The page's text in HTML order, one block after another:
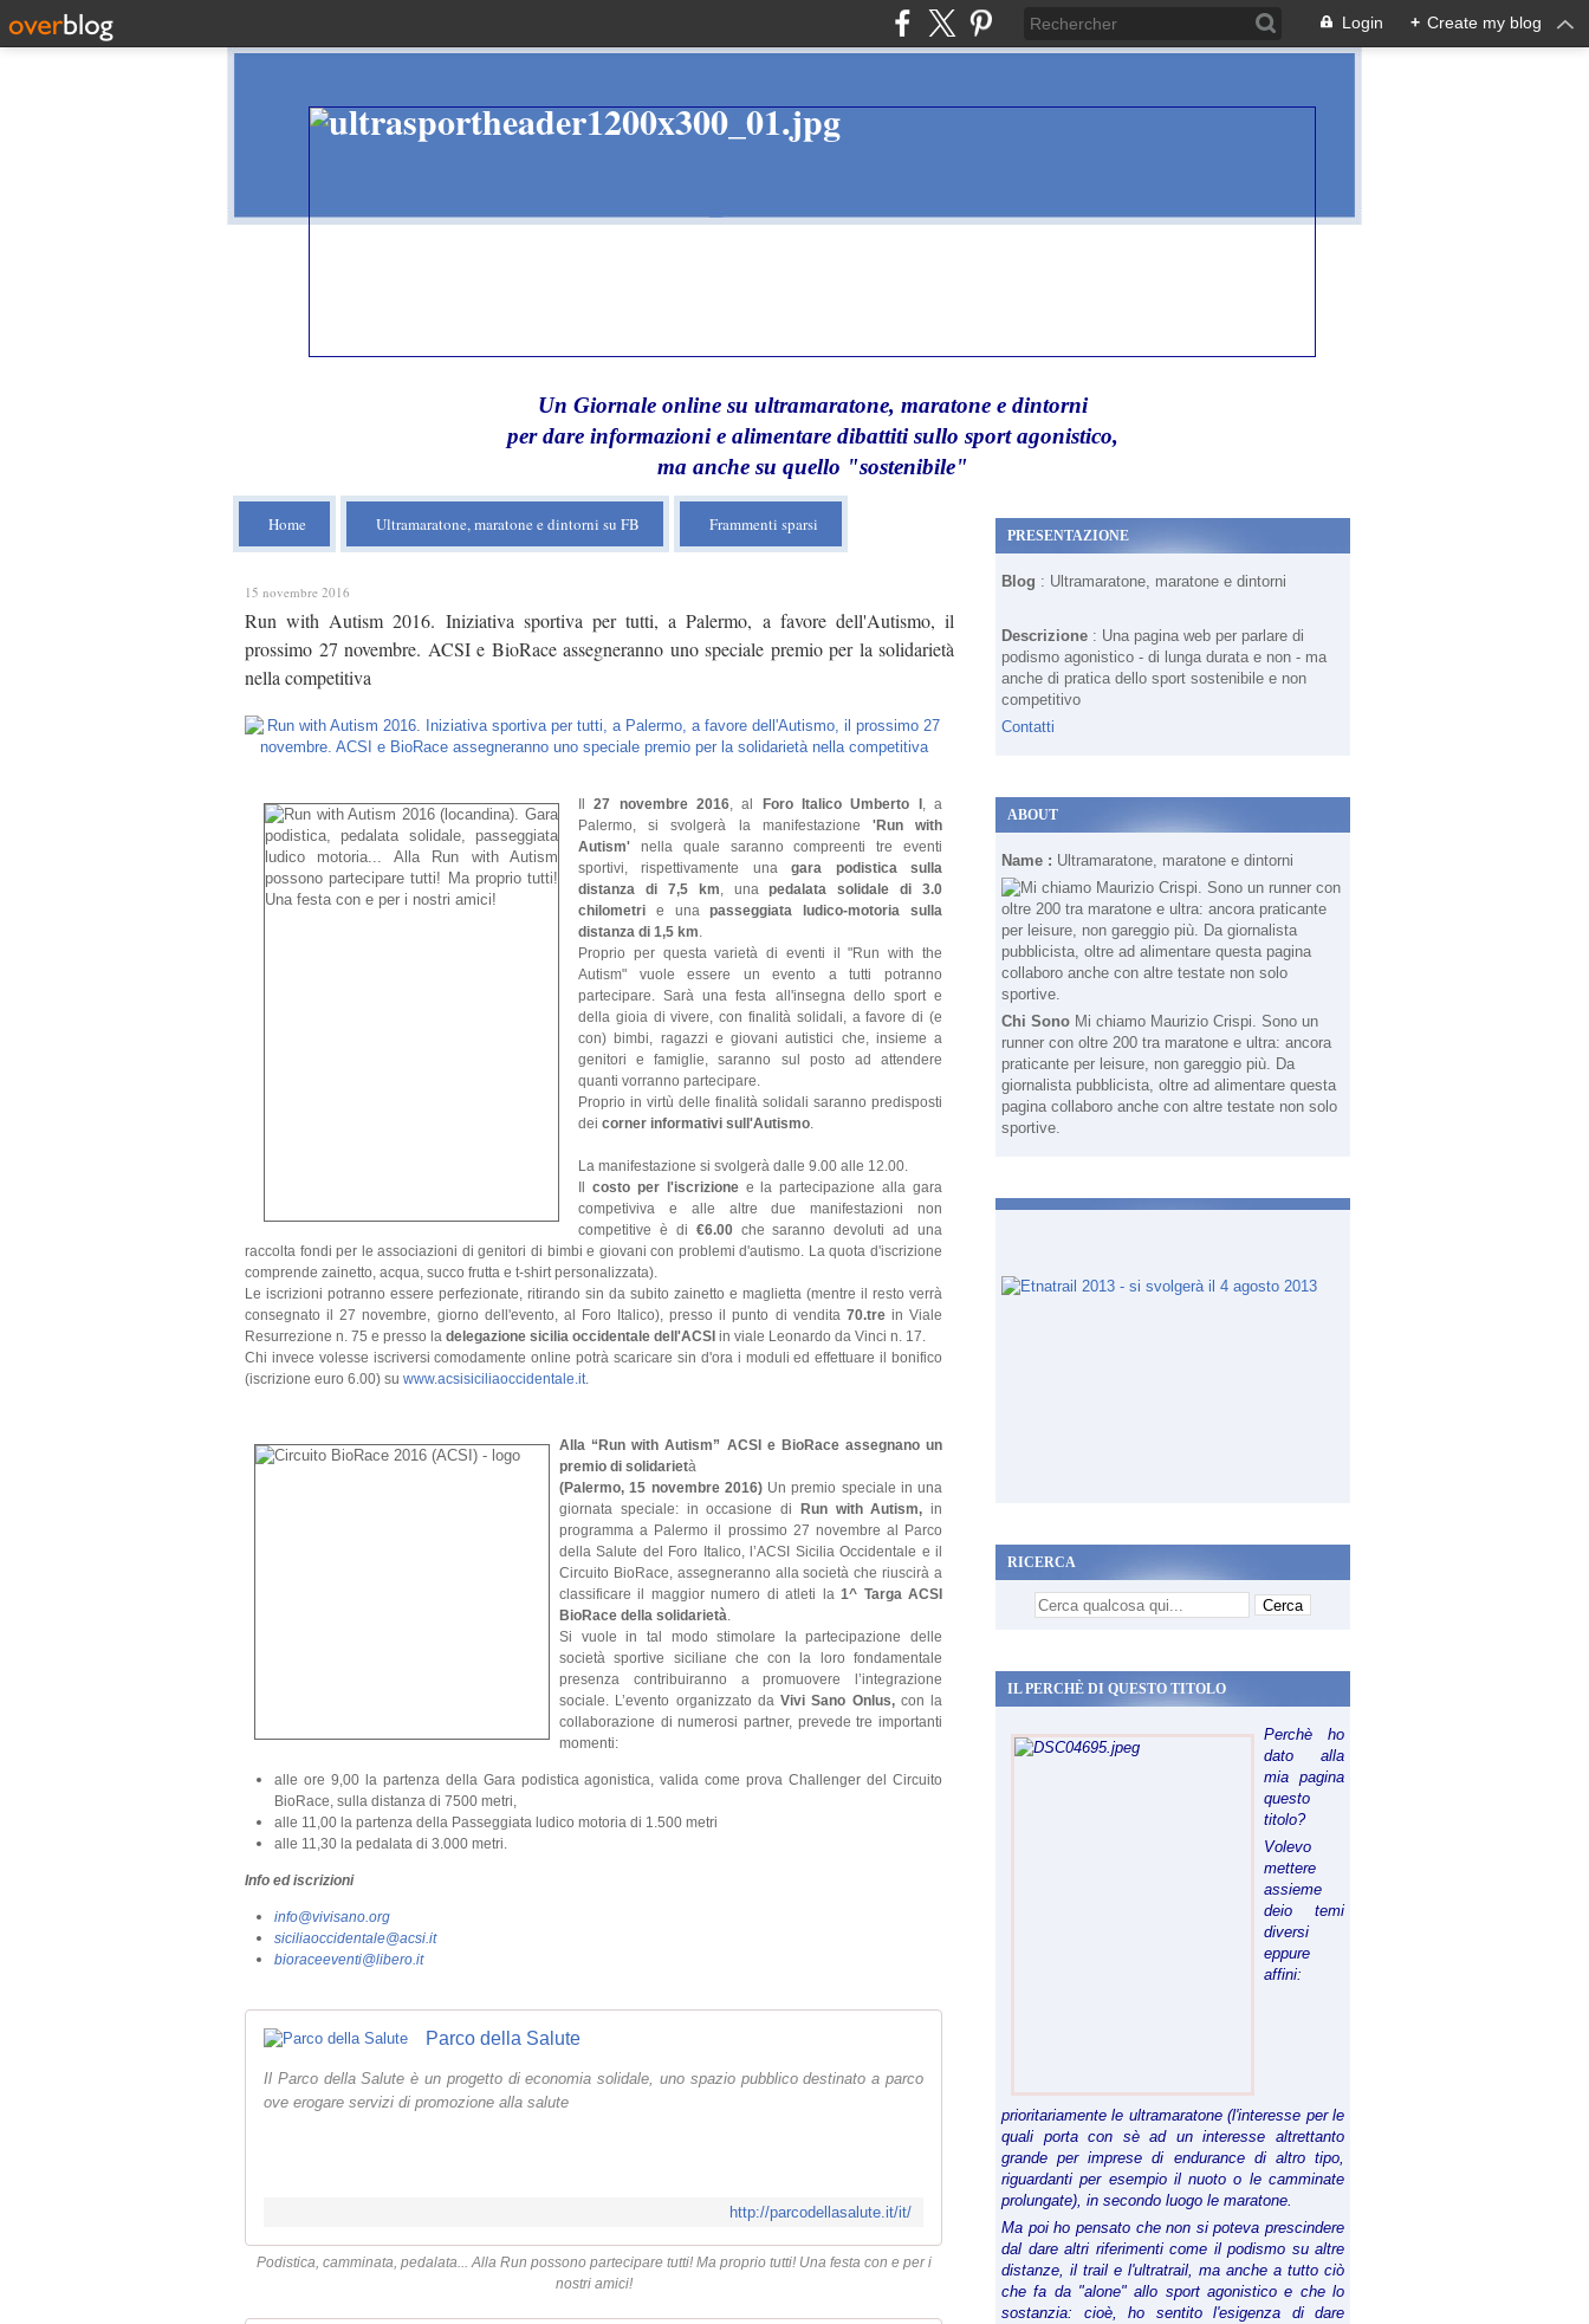
Login + Create my blog
Un Giornale online su ultramaratone, maratone e dintorni
per dare informazioni e alimentare dibattiti sullo sport agonistico,
ma anche su quello "sostenibile"
Home Ultramaratone, maratone e dintorni su FB Frammenti sparsi
15 novembre 2016
Run with Autism 2016. Iniziativa sportiva per tutti, a Palermo, a favore dell'Autismo, il
prossimo 27 novembre. ACSI e BioRace assegneranno uno speciale premio per la solidarietà
nella competitiva
Il27 novembre 2016, al Foro Italico Umberto I , a
Palermo, si svolgerà la manifestazione 'Run with
Autism' nella quale saranno compreenti tre eventi
sportivi, rispettivamente unagara podistica sulla
distanza di 7,5 km, unapedalata solidale di 3.0
chilometri e unapasseggiata ludico-motoria sulla
distanza di 1,5 km.
Proprio per questa varietà di eventi il "Run with the
Autism" vuole essere un evento a tutti potranno
partecipare. Sarà una festa all'insegna dello sport e
della gioia di vivere, con finalità solidali, a favore di (e
con) bimbi, ragazzi e giovani autistici che, insieme a
genitori e famiglie, saranno sul posto ad attendere
quanti vorranno partecipare.
Proprio in virtù delle finalità solidali saranno predisposti
dei corner informativi sull'Autismo.
La manifestazione si svolgerà dalle 9.00 alle 12.00.
costo per l'iscrizionee la partecipazione alla gara
competiviva e alle altre due manifestazioni non
competitive è di €6.00che saranno devoluti ad una
raccolta fondi per le associazioni di genitori di bimbi e giovani con problemi d'autismo. La quota d'iscrizione
comprende zainetto, acqua, succo frutta e t-shirt personalizzata).
Le iscrizioni potranno essere perfezionate, ritirando sin da subito zainetto e maglietta (mentre il resto verrà
consegnato il 27 novembre, giorno dell'evento, al Foro Italico), presso il punto di vendita 70.tre in Viale
Resurrezione n. 75 e presso la delegazione sicilia occidentale dell'ACSI in viale Leonardo da Vinci n. 17.
Chi invece volesse iscriversi comodamente online potrà scaricare sin d'ora i moduli ed effettuare il bonifico
(iscrizione euro 6.00) su www.acsisiciliaoccidentale.it.
Alla “Run with Autism” ACSI e BioRace assegnano un
premio di solidarietà
(Palermo, 15 novembre 2016)Un premio speciale in una
giornata speciale: in occasione di
Run with Autism, in
programma a Palermo il prossimo 27 novembre al Parco
della Salute del Foro Italico, l’ACSI Sicilia Occidentale e il
Circuito BioRace, assegneranno alla società che riuscirà a
classificare il maggior numero di atleti la1^ Targa ACSI
BioRace della solidarietà.
Si vuole in tal modo stimolare la partecipazione delle
società sportive siciliane che con la loro fondamentale
presenza contribuiranno a promuovere l’integrazione
sociale. L’evento organizzato da Vivi Sano Onlus,con la
collaborazione di numerosi partner, prevede tre importanti
momenti:
alle ore 9,00 la partenza della Gara podistica agonistica, valida come prova Challenger del Circuito
BioRace, sulla distanza di 7500 metri,
alle 11,00 la partenza della Passeggiata ludico motoria di 1.500 metri
alle 11,30 la pedalata di 3.000 metri.
Info ed iscrizioni
info@vivisano.org
siciliaoccidentale@acsi.it
bioraceeventi@libero.it
Parco della Salute
Il Parco della Salute è un progetto di economia solidale, uno spazio pubblico destinato a parco
ove erogare servizi di promozione alla salute
http://parcodellasalute.it/it/
Podistica, camminata, pedalata... Alla Run possono partecipare tutti! Ma proprio tutti! Una festa con e per i
nostri amici!
PRESENTAZIONE
Blog : Ultramaratone, maratone e dintorni
Descrizione : Una pagina web per parlare di
podismo agonistico - di lunga durata e non - ma
anche di pratica dello sport sostenibile e non
competitivo
Contatti
ABOUT
Name : Ultramaratone, maratone e dintorni
Chi Sono Mi chiamo Maurizio Crispi. Sono un
runner con oltre 200 tra maratone e ultra: ancora
praticante per leisure, non gareggio più. Da
giornalista pubblicista, oltre ad alimentare questa
pagina collaboro anche con altre testate non solo
sportive.
RICERCA
IL PERCHÈ DI QUESTO TITOLO
Perchè ho
dato alla
mia pagina
questo
titolo?
Volevo
mettere
assieme
deio temi
diversi
eppure
affini:
prioritariamente le ultramaratone (l'interesse per le
quali porta con sè ad un interesse altrettanto
grande per imprese di endurance di altro tipo,
riguardanti per esempio il nuoto o le camminate
prolungate), in secondo luogo le maratone.
Ma poi ho pensato che non si poteva prescindere
dal dare altri riferimenti come il podismo su altre
distanze, il trail e l'ultratrail, ma anche a tutto ciò
che fa da "alone" allo sport agonistico e che lo
sostanzia: cioè, ho sentito l'esigenza di dare